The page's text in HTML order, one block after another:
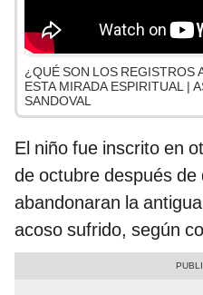
¿QUÉ SON LOS REGISTROS
ESTA MIRADA ESPIRITUAL |
SANDOVAL
El niño fue inscrito en
de octubre después
abandonaran la
acoso sufrido, según